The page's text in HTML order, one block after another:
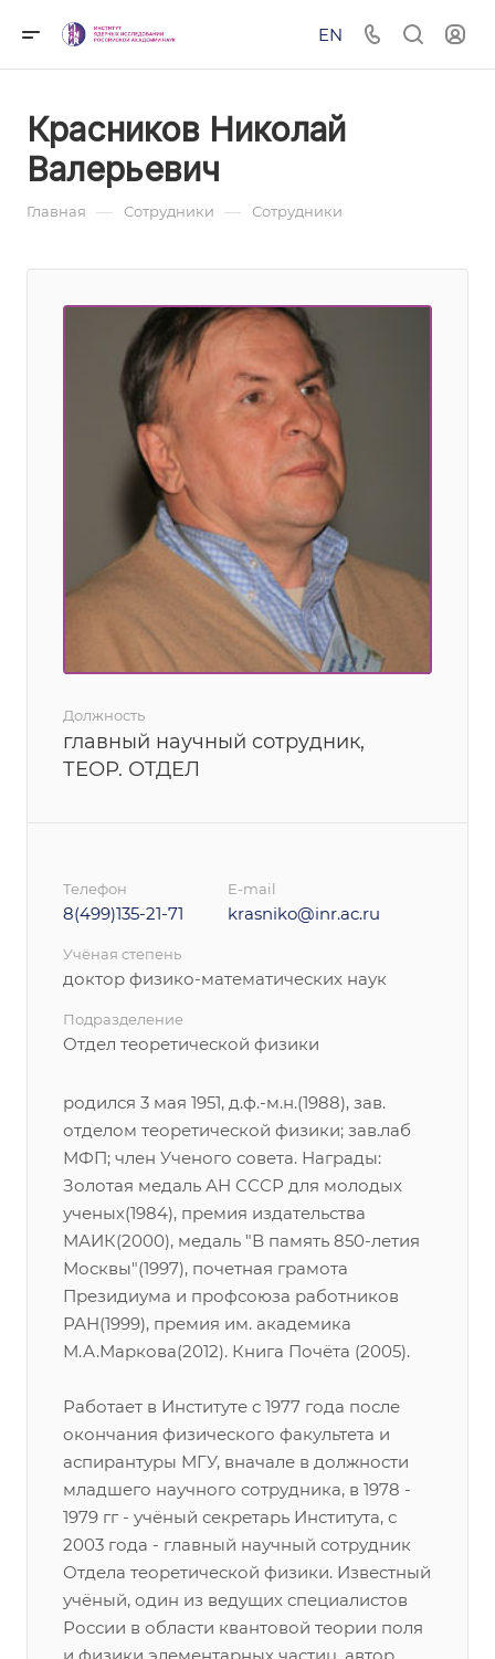
EN
Красников Николай
Валерьевич
Главная — Сотрудники — Сотрудники
Должность
главный научный сотрудник,
ТЕОР. ОТДЕЛ
Телефон
8(499)135-21-71
E-mail
krasniko@inr.ac.ru
Учёная степень
доктор физико-математических наук
Подразделение
Отдел теоретической физики
родился 3 мая 1951, д.ф.-м.н.(1988), зав.
отделом теоретической физики; зав.лаб
МФП; член Ученого совета. Награды:
Золотая медаль АН СССР для молодых
ученых(1984), премия издательства
МАИК(2000), медаль "В память 850-летия
Москвы"(1997), почетная грамота
Президиума и профсоюза работников
РАН(1999), премия им. академика
М.А.Маркова(2012). Книга Почёта (2005).
Работает в Институте с 1977 года после
окончания физического факультета и
аспирантуры МГУ, вначале в должности
младшего научного сотрудника, в 1978 -
1979 гг - учёный секретарь Института, с
2003 года - главный научный сотрудник
Отдела теоретической физики. Известный
учёный, один из ведущих специалистов
России в области квантовой теории поля